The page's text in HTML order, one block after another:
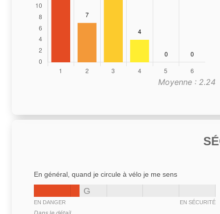
Moyenne : 2.24
En général, quand je circule à vélo je me sens
G
EN DANGER EN SÉCURITÉ